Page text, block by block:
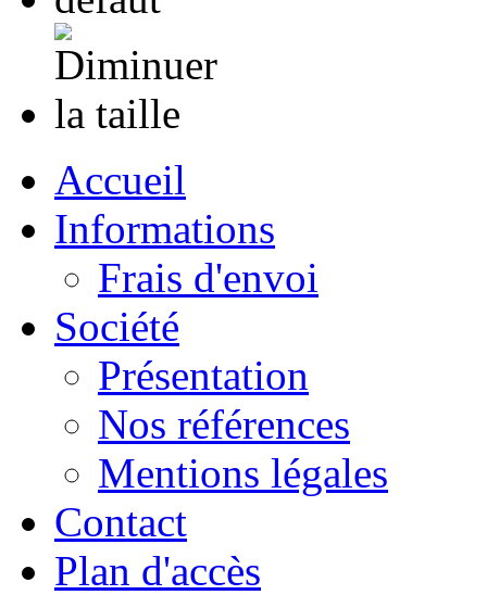
Accueil
Informations
Frais d'envoi
Société
Présentation
Nos références
Mentions légales
Contact
Plan d'accès